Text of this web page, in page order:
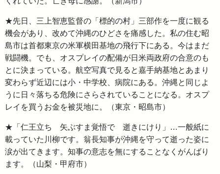
★先日、三上智恵監督の「標的の村」三部作を一度に観る
機会があり、改めて沖縄のひどさを痛感した。私の住む昭
島市は首都東京の米軍横田基地の飛行下にある。今はまだ
戦闘機。でも、オスプレイの配備が日米両政府の合意のも
とに決まっている。航空写真で見ると嘉手納基地とあまり
変わらず近辺には小・中学校、病院にある。沖縄と同じよ
うに日々落ちる危険にさらされていることになる。オスプ
レイを買うお金を被災地に。（東京・昭島市）
★「仁王立ち 矢ぶすま覚悟で 逝きにけり」…一般紙に
載っていた川柳です。翁長知事が沖縄を守って逝った姿に
涙が出てきます。知事の意志を無にすることなくがんばり
ます。（山梨・甲府市）